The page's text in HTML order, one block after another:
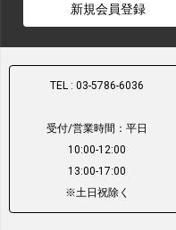
新規会員登録
TEL : 03-5786-6036
受付/営業時間：平日
10:00-12:00
13:00-17:00
※土日祝除く